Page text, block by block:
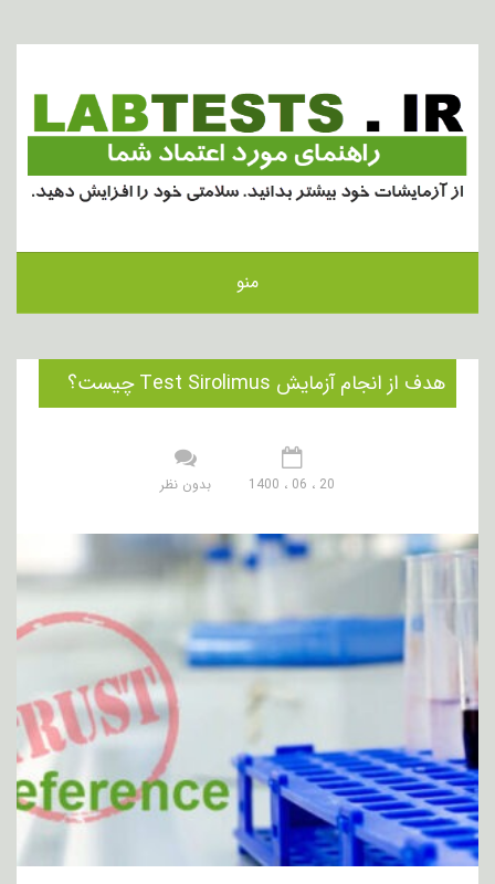
منو
هدف از انجام آزمایش Test Sirolimus چیست؟
20 ، 06 ، 1400 بدون نظر